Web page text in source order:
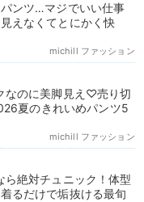
ンツ…マジでいい仕事
えなくてとにかく快
michill ファッション
なのに美脚見え♡売り切
夏のきれいめパンツ5
michill ファッション
ら絶対チュニック！体型
るだけで垢抜ける最旬